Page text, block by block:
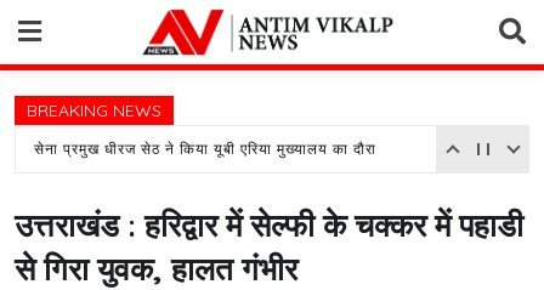
content
BREAKING NEWS
सेना प्रमुख धीरज सेठ ने किया यूबी एरिया मुख्यालय का दौरा
उत्तराखंड : हरिद्वार में सेल्फी के चक्कर में पहाडी
से गिरा युवक, हालत गंभीर